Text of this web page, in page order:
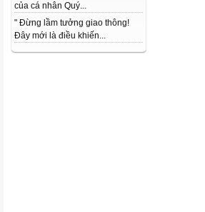
của cá nhân Quý...
" Đừng lầm tưởng giao thông!
Đây mới là điều khiến...